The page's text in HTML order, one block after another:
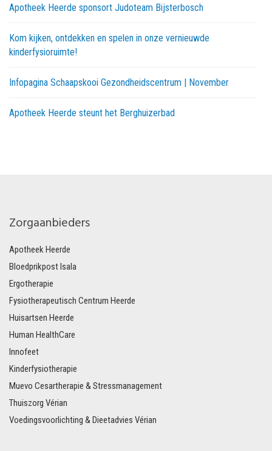
Apotheek Heerde sponsort Judoteam Bijsterbosch
Kom kijken, ontdekken en spelen in onze vernieuwde
kinderfysioruimte!
Infopagina Schaapskooi Gezondheidscentrum | November
Apotheek Heerde steunt het Berghuizerbad
Zorgaanbieders
Apotheek Heerde
Bloedprikpost Isala
Ergotherapie
Fysiotherapeutisch Centrum Heerde
Huisartsen Heerde
Human HealthCare
Innofeet
Kinderfysiotherapie
Muevo Cesartherapie & Stressmanagement
Thuiszorg Vérian
Voedingsvoorlichting & Dieetadvies Vérian